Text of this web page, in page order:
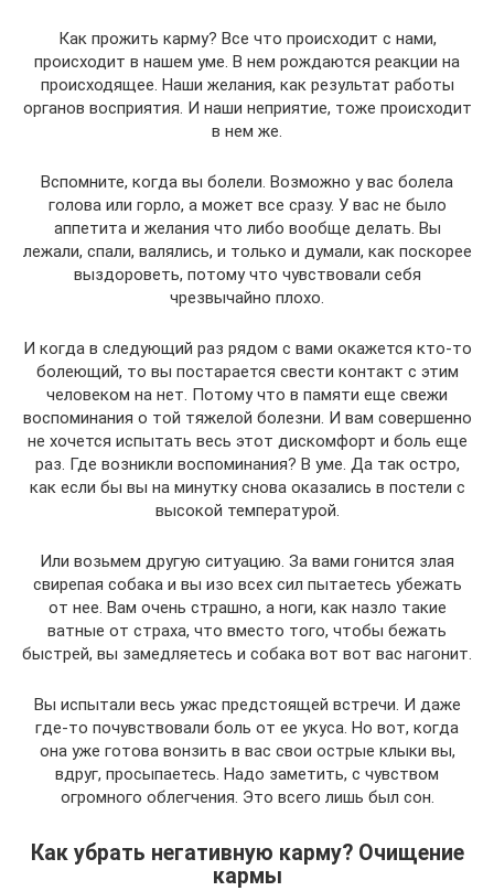
Как прожить карму? Все что происходит с нами,
происходит в нашем уме. В нем рождаются реакции на
происходящее. Наши желания, как результат работы
органов восприятия. И наши неприятие, тоже происходит
в нем же.
Вспомните, когда вы болели. Возможно у вас болела
голова или горло, а может все сразу. У вас не было
аппетита и желания что либо вообще делать. Вы
лежали, спали, валялись, и только и думали, как поскорее
выздороветь, потому что чувствовали себя
чрезвычайно плохо.
И когда в следующий раз рядом с вами окажется кто-то
болеющий, то вы постарается свести контакт с этим
человеком на нет. Потому что в памяти еще свежи
воспоминания о той тяжелой болезни. И вам совершенно
не хочется испытать весь этот дискомфорт и боль еще
раз. Где возникли воспоминания? В уме. Да так остро,
как если бы вы на минутку снова оказались в постели с
высокой температурой.
Или возьмем другую ситуацию. За вами гонится злая
свирепая собака и вы изо всех сил пытаетесь убежать
от нее. Вам очень страшно, а ноги, как назло такие
ватные от страха, что вместо того, чтобы бежать
быстрей, вы замедляетесь и собака вот вот вас нагонит.
Вы испытали весь ужас предстоящей встречи. И даже
где-то почувствовали боль от ее укуса. Но вот, когда
она уже готова вонзить в вас свои острые клыки вы,
вдруг, просыпаетесь. Надо заметить, с чувством
огромного облегчения. Это всего лишь был сон.
Как убрать негативную карму? Очищение
кармы